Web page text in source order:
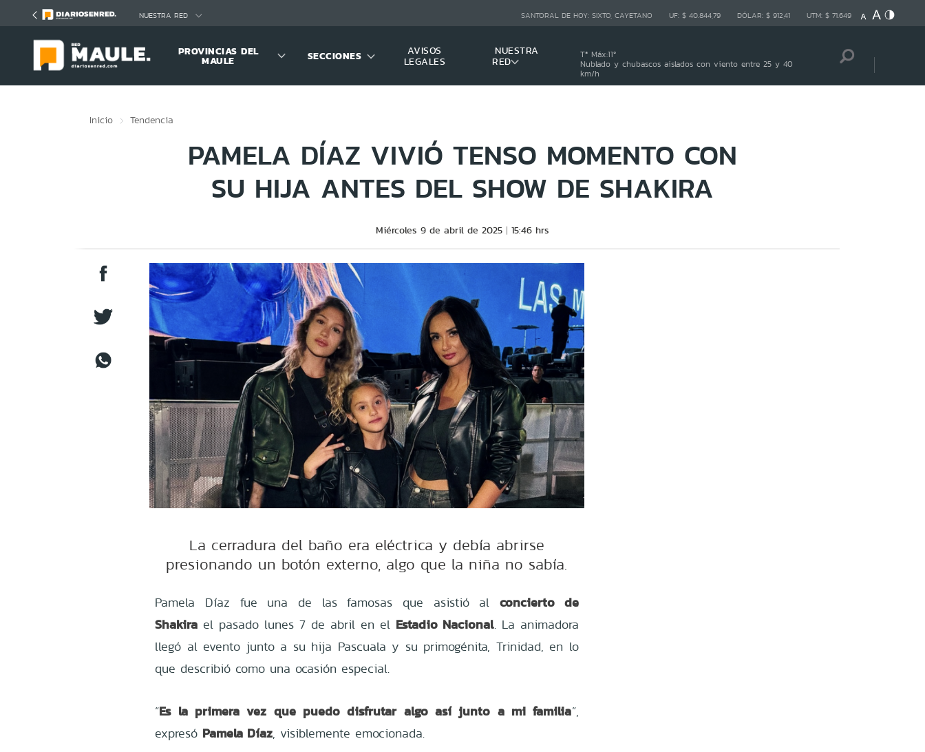
NUESTRA RED SANTORAL DE HOY: SIXTO, CAYETANO UF: $ 40.844,79 DÓLAR: $ 912,41 UTM: $ 71.649
PROVINCIAS DEL
MAULE SECCIONES
AVISOS
LEGALES
NUESTRA
RED
Tª Máx:11º
Nublado y chubascos aislados con viento entre 25 y 40
km/h
Inicio Tendencia
PAMELA DÍAZ VIVIÓ TENSO MOMENTO CON
SU HIJA ANTES DEL SHOW DE SHAKIRA
Miércoles 9 de abril de 2025 15:46 hrs
La cerradura del baño era eléctrica y debía abrirse
presionando un botón externo, algo que la niña no sabía.
Pamela Díaz fue una de las famosas que asistió al concierto de
Shakira el pasado lunes 7 de abril en el Estadio Nacional. La animadora
llegó al evento junto a su hija Pascuala y su primogénita, Trinidad, en lo
que describió como una ocasión especial.
“Es la primera vez que puedo disfrutar algo así junto a mi familia”,
expresó Pamela Díaz, visiblemente emocionada.